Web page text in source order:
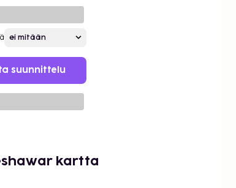
suunnittelu
kartta